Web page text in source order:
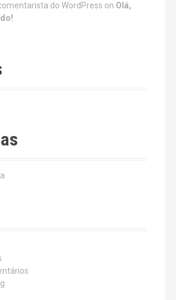
do WordPress on Olá,